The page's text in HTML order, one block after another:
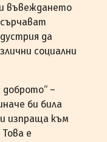
въвеждането
да
социални
доброто“ –
би била
изпраща към
е